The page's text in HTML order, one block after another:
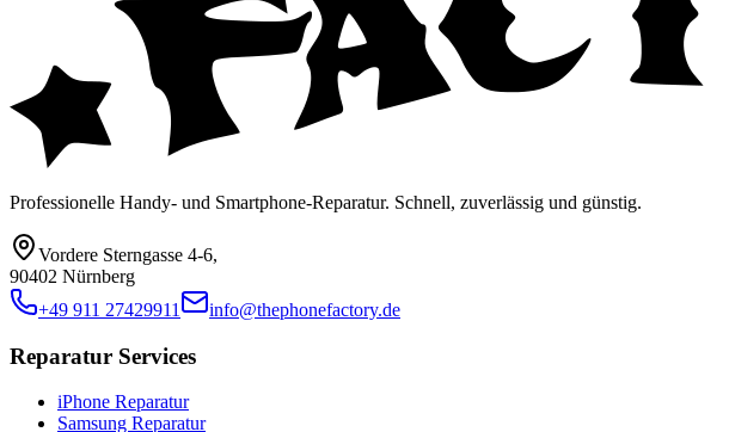
Professionelle Handy- und Smartphone-Reparatur. Schnell, zuverlässig und günstig.
Vordere Sterngasse 4-6,
90402 Nürnberg
+49 911 27429911
info@thephonefactory.de
Reparatur Services
iPhone Reparatur
Samsung Reparatur